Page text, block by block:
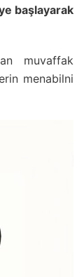
başlayarak
muvaffak
menabilni